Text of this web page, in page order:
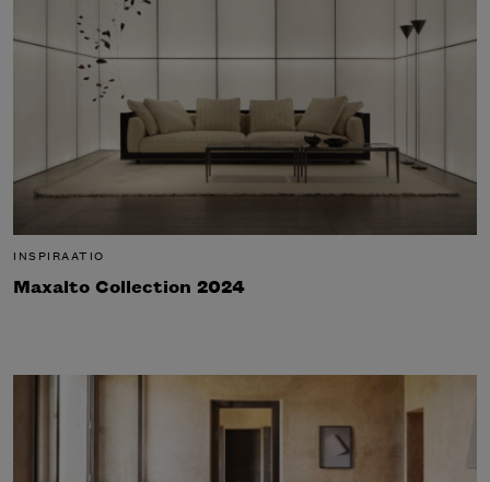
INSPIRAATIO
Maxalto Collection 2024